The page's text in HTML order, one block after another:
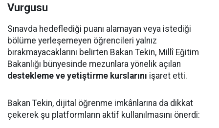
Vurgusu
Sınavda hedeflediği puanı alamayan veya istediği
bölüme yerleşemeyen öğrencileri yalnız
bırakmayacaklarını belirten Bakan Tekin, Millî Eğitim
Bakanlığı bünyesinde mezunlara yönelik açılan
destekleme ve yetiştirme kurslarını işaret etti.
Bakan Tekin, dijital öğrenme imkânlarına da dikkat
çekerek şu platformların aktif kullanılmasını önerdi: